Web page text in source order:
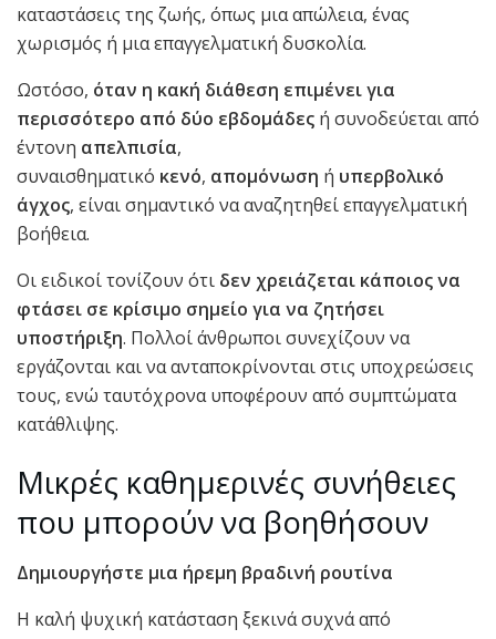
καταστάσεις της ζωής, όπως μια απώλεια, ένας
χωρισμός ή μια επαγγελματική δυσκολία.
Ωστόσο, όταν η κακή διάθεση επιμένει για
περισσότερο από δύο εβδομάδες ή συνοδεύεται από
έντονη απελπισία,
συναισθηματικό κενό, απομόνωση ή υπερβολικό
άγχος, είναι σημαντικό να αναζητηθεί επαγγελματική
βοήθεια.
Οι ειδικοί τονίζουν ότι δεν χρειάζεται κάποιος να
φτάσει σε κρίσιμο σημείο για να ζητήσει
υποστήριξη. Πολλοί άνθρωποι συνεχίζουν να
εργάζονται και να ανταποκρίνονται στις υποχρεώσεις
τους, ενώ ταυτόχρονα υποφέρουν από συμπτώματα
κατάθλιψης.
Μικρές καθημερινές συνήθειες
που μπορούν να βοηθήσουν
Δημιουργήστε μια ήρεμη βραδινή ρουτίνα
Η καλή ψυχική κατάσταση ξεκινά συχνά από